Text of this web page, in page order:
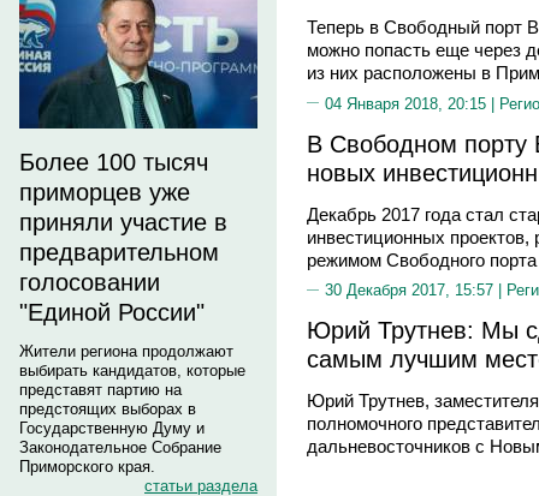
Более 100 тысяч
приморцев уже
приняли участие в
предварительном
голосовании
"Единой России"
Жители региона продолжают
выбирать кандидатов, которые
представят партию на
предстоящих выборах в
Государственную Думу и
Законодательное Собрание
Приморского края.
статьи раздела
Теперь в Свободный порт
можно попасть еще через
из них расположены в
04 Января 2018, 20:15 |
В Cвободном порту
новых
Декабрь 2017 года стал
инвестиционных проектов,
режимом Свободного
30 Декабря 2017, 15:57 |
Юрий Трутнев: Мы
самым лучшим
Юрий Трутнев,
полномочного
дальневосточников с